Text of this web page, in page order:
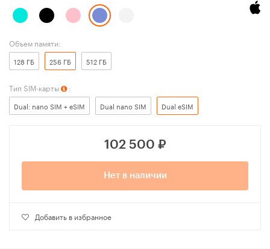
Объем памяти:
128 ГБ 256 ГБ 512 ГБ
Тип SIM-карты :
Dual: nano SIM + eSIM Dual nano SIM Dual eSIM
102 500 ₽
Нет в наличии
Добавить в избранное